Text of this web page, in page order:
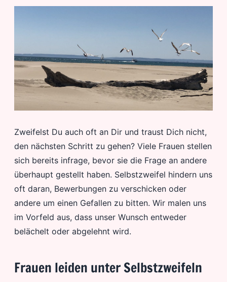
Zweifelst Du auch oft an Dir und traust Dich nicht,
den nächsten Schritt zu gehen? Viele Frauen stellen
sich bereits infrage, bevor sie die Frage an andere
überhaupt gestellt haben. Selbstzweifel hindern uns
oft daran, Bewerbungen zu verschicken oder
andere um einen Gefallen zu bitten. Wir malen uns
im Vorfeld aus, dass unser Wunsch entweder
belächelt oder abgelehnt wird.
Frauen leiden unter Selbstzweifeln